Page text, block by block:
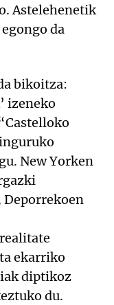
Astelehenetik
da
bikoitza:
izeneko
New Yorken
ekarriko
diptikoz
du.